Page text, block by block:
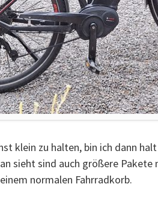
klein zu halten, bin ich dann
sieht sind auch größere
normalen Fahrradkorb.